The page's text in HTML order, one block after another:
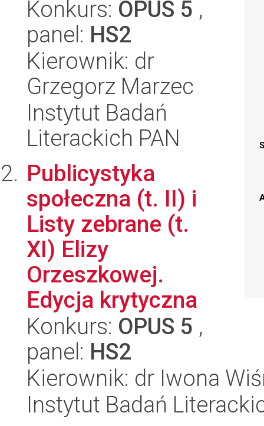
Konkurs: OPUS 5 ,
panel: HS2
Kierownik: dr
Grzegorz Marzec
Instytut Badań
Literackich PAN
Publicystyka
społeczna (t. II) i
Listy zebrane (t.
XI) Elizy
Orzeszkowej.
Edycja krytyczna
Konkurs: OPUS 5 ,
panel: HS2
Kierownik: dr Iwona
Instytut Badań